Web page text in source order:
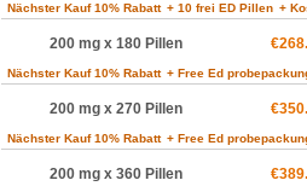
Nächster Kauf 10% Rabatt + 10 frei ED Pillen +
200 mg x 180 Pillen
Nächster Kauf 10% Rabatt + Free Ed
200 mg x 270 Pillen
Nächster Kauf 10% Rabatt + Free Ed
200 mg x 360 Pillen